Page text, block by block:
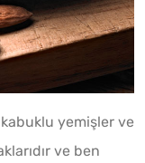
yemişler ve
ve ben